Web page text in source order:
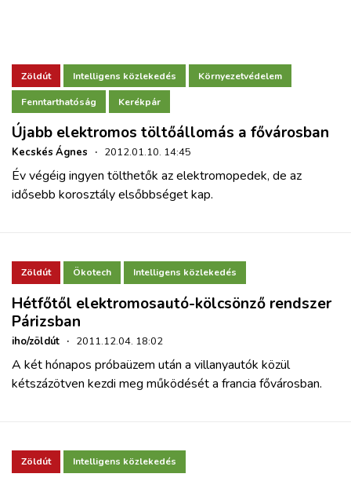
Zöldút Intelligens közlekedés Környezetvédelem
Fenntarthatóság Kerékpár
Újabb elektromos töltőállomás a fővárosban
Kecskés Ágnes · 2012.01.10. 14:45
Év végéig ingyen tölthetők az elektromopedek, de az
idősebb korosztály elsőbbséget kap.
Zöldút Ökotech Intelligens közlekedés
Hétfőtől elektromosautó-kölcsönző rendszer
Párizsban
iho/zöldút · 2011.12.04. 18:02
A két hónapos próbaüzem után a villanyautók közül
kétszázötven kezdi meg működését a francia fővárosban.
Zöldút Intelligens közlekedés